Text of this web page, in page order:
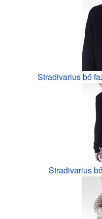
Stradivarius bő
Stradivarius